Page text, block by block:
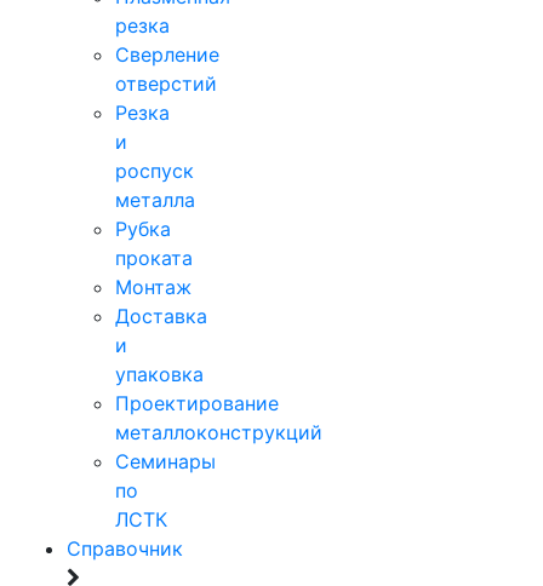
резка
Сверление
отверстий
Резка
и
роспуск
металла
Рубка
проката
Монтаж
Доставка
и
упаковка
Проектирование
металлоконструкций
Семинары
по
ЛСТК
Справочник